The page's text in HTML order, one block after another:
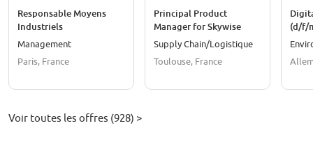
Responsable Moyens
Industriels
Management
Paris, France
Principal Product
Manager for Skywise
Core for Airlines
Supply Chain/Logistique
Toulouse, France
(d/f/
Voir toutes les offres (928) >